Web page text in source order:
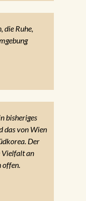
die Ruhe,
bisheriges
das von Wien
Der
Vielfalt an
offen.